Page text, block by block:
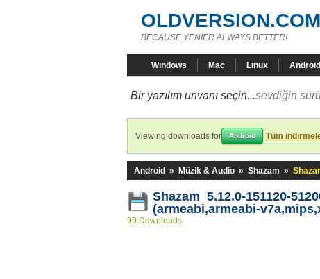
OLDVERSION.COM
BECAUSE YENİER ALWAYS BETTER!
Windows Mac Linux Android
Bir yazılım unvanı seçin...sevdiğin
Viewing downloads for Android Tüm
Android » Müzik & Audio » Shazam »
Shazam 5.12.0-151120-
(armeabi,armeabi-
99 Downloads